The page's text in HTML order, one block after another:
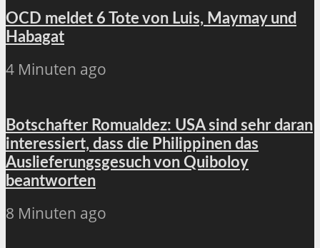
OCD meldet 6 Tote von Luis, Maymay und
Habagat
4 Minuten ago
Botschafter Romualdez: USA sind sehr daran
interessiert, dass die Philippinen das
Auslieferungsgesuch von Quiboloy
beantworten
8 Minuten ago